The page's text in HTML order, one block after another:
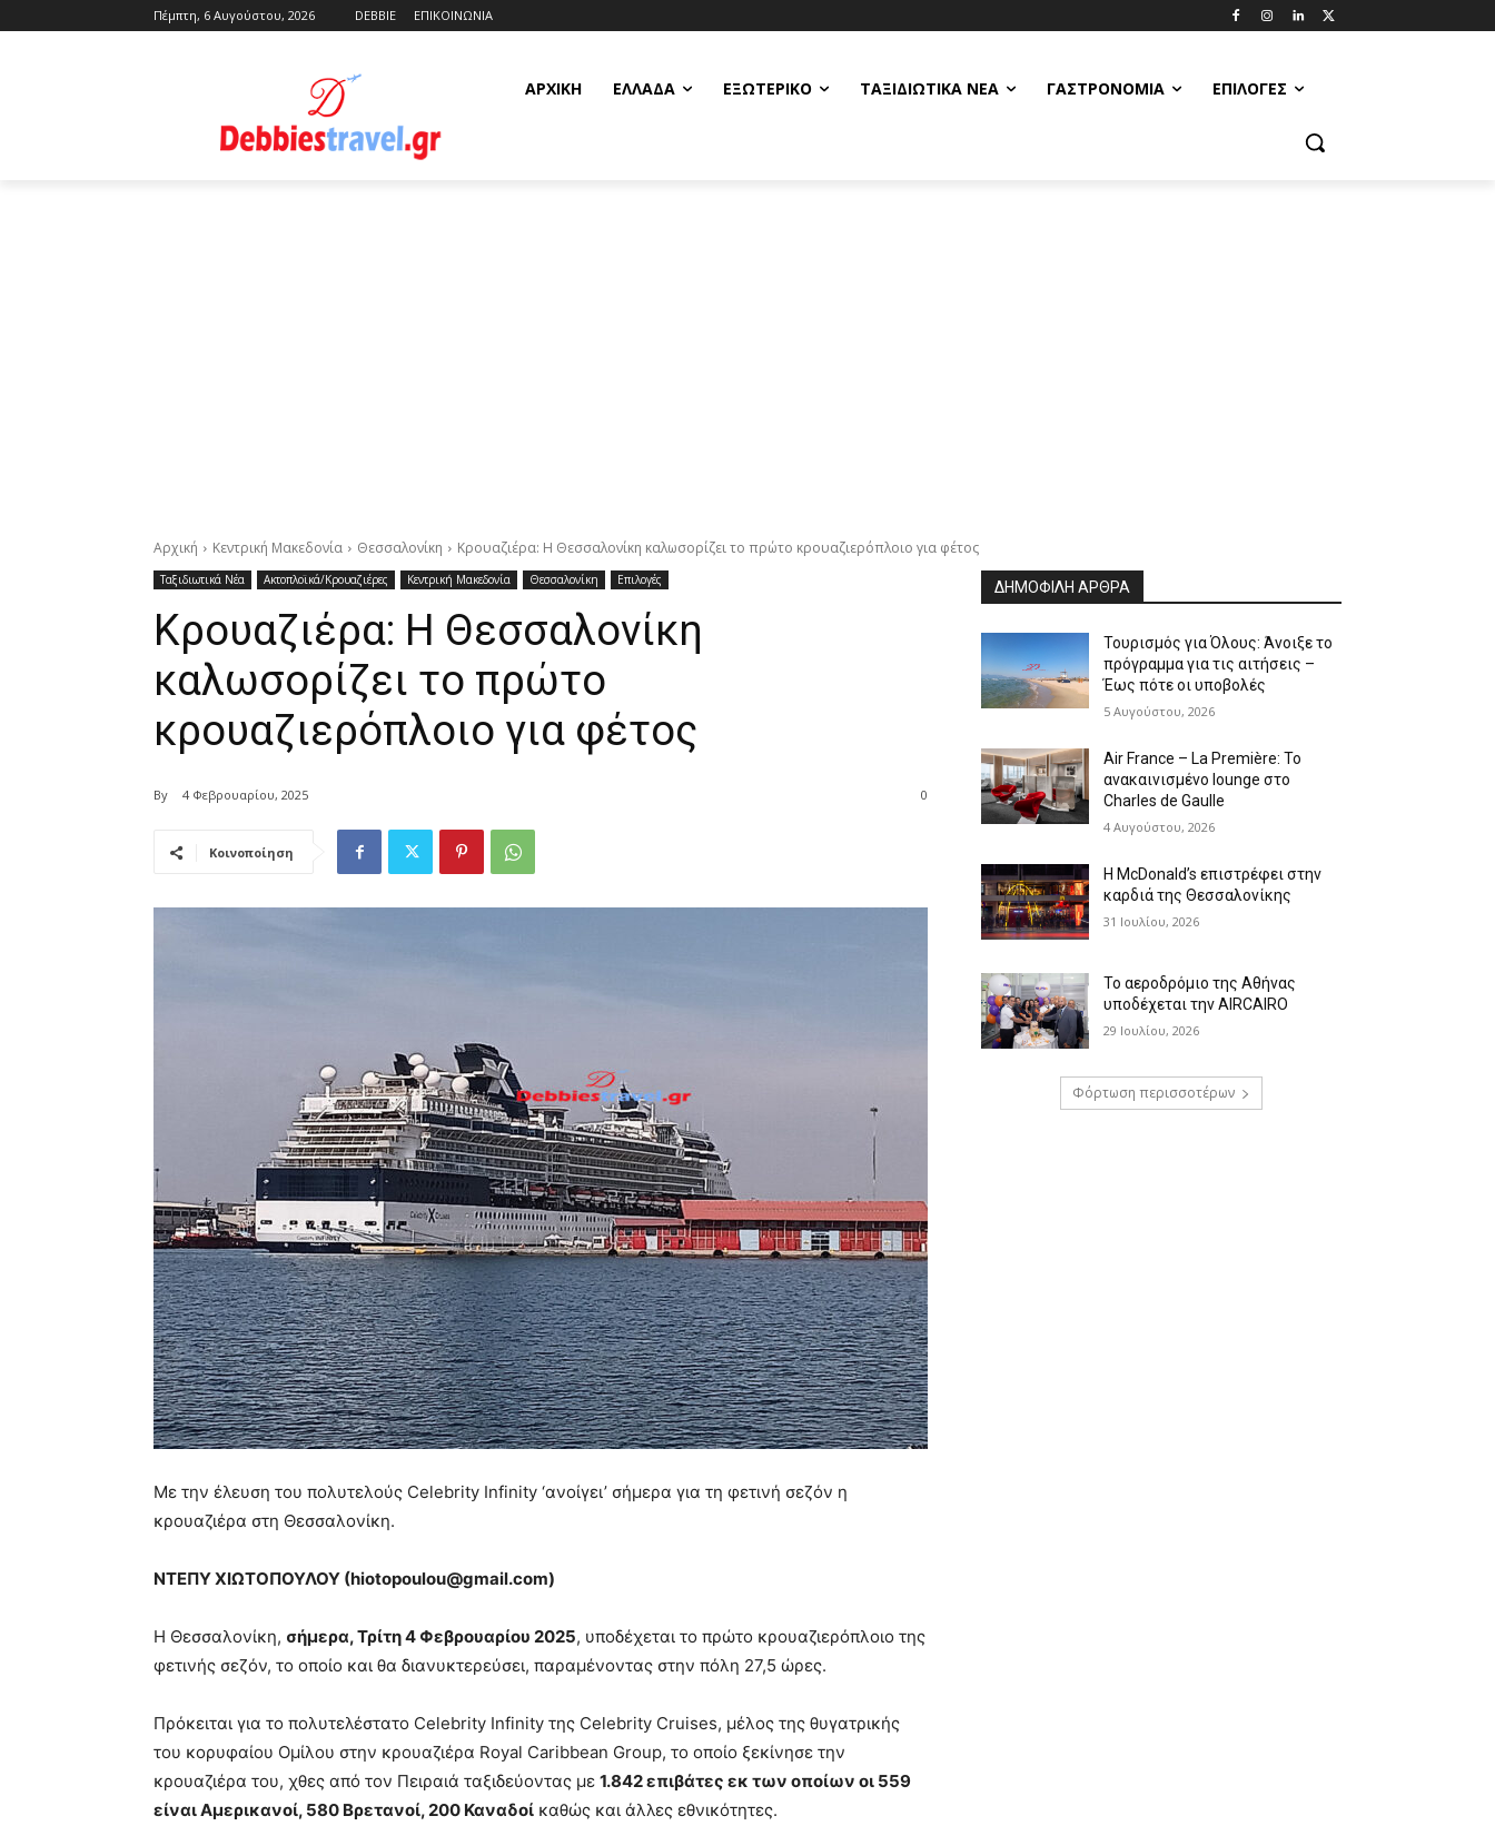
Πέμπτη, 6 Αυγούστου, 2026 DEBBIE ΕΠΙΚΟΙΝΩΝΙΑ
ΑΡΧΙΚΗ ΕΛΛΆΔΑ ΕΞΩΤΕΡΙΚΌ ΤΑΞΙΔΙΩΤΙΚΆ ΝΈΑ ΓΑΣΤΡΟΝΟΜΊΑ ΕΠΙΛΟΓΈΣ
Αρχική Κεντρική Μακεδονία Θεσσαλονίκη Κρουαζιέρα: Η Θεσσαλονίκη καλωσορίζει το πρώτο κρουαζιερόπλοιο για φέτος
Ταξιδιωτικά Νέα Ακτοπλοϊκά/Κρουαζιέρες Κεντρική Μακεδονία Θεσσαλονίκη Επιλογές
Κρουαζιέρα: Η Θεσσαλονίκη
καλωσορίζει το πρώτο
κρουαζιερόπλοιο για φέτος
By 4 Φεβρουαρίου, 2025 0
Κοινοποίηση
Με την έλευση του πολυτελούς Celebrity Infinity ‘ανοίγει’ σήμερα για τη φετινή σεζόν η
κρουαζιέρα στη Θεσσαλονίκη.
ΝΤΕΠΥ ΧΙΩΤΟΠΟΥΛΟΥ (hiotopoulou@gmail.com)
H Θεσσαλονίκη, σήμερα, Τρίτη 4 Φεβρουαρίου 2025, υποδέχεται το πρώτο κρουαζιερόπλοιο της
φετινής σεζόν, το οποίο και θα διανυκτερεύσει, παραμένοντας στην πόλη 27,5 ώρες.
Πρόκειται για το πολυτελέστατο Celebrity Infinity της Celebrity Cruises, μέλος της θυγατρικής
του κορυφαίου Ομίλου στην κρουαζιέρα Royal Caribbean Group, το οποίο ξεκίνησε την
κρουαζιέρα του, χθες από τον Πειραιά ταξιδεύοντας με 1.842 επιβάτες εκ των οποίων οι 559
είναι Αμερικανοί, 580 Βρετανοί, 200 Καναδοί καθώς και άλλες εθνικότητες.
ΔΗΜΟΦΙΛΗ ΑΡΘΡΑ
Τουρισμός για Όλους: Άνοιξε το
πρόγραμμα για τις αιτήσεις –
Έως πότε οι υποβολές
5 Αυγούστου, 2026
Air France – La Première: Το
ανακαινισμένο lounge στο
Charles de Gaulle
4 Αυγούστου, 2026
Η McDonald’s επιστρέφει στην
καρδιά της Θεσσαλονίκης
31 Ιουλίου, 2026
Το αεροδρόμιο της Αθήνας
υποδέχεται την AIRCAIRO
29 Ιουλίου, 2026
Φόρτωση περισσοτέρων